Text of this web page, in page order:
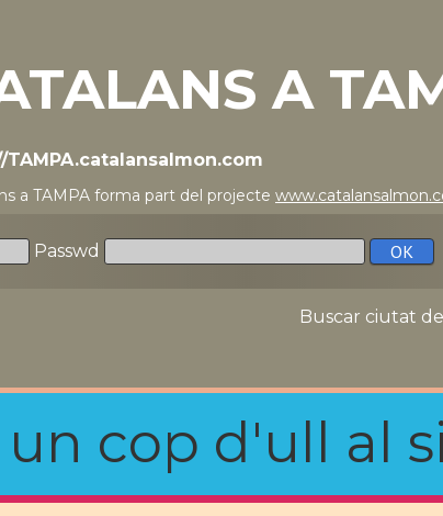
A
a TAMPA forma part del projecte
Passwd
Buscar ciutat de
cop d'ull al